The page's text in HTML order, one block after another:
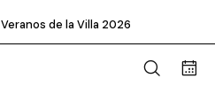
Veranos de la Villa 2026
Abrir